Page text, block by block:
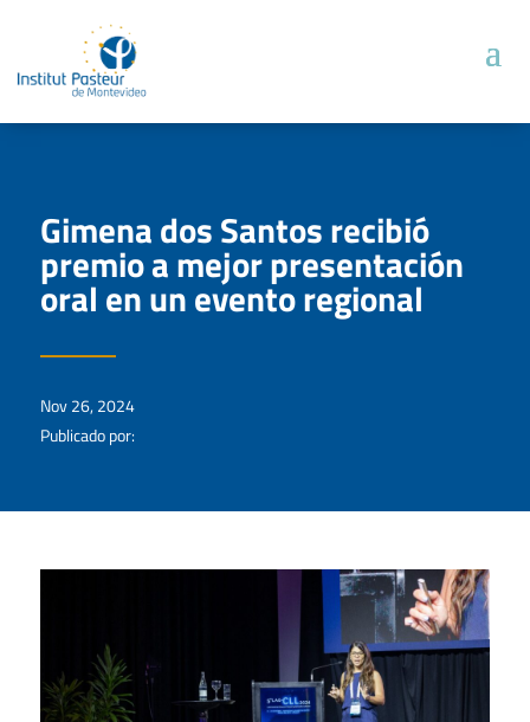
Gimena dos Santos recibió
premio a mejor presentación
oral en un evento regional
Nov 26, 2024
Publicado por: